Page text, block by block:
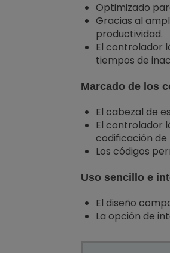
Optimizado
Gracias al
productividad.
El controlador
tiempos de
Marcado de los
El cabezal de
El controlador
codificación de
Los códigos
Uso sencillo e
El diseño
La opción de